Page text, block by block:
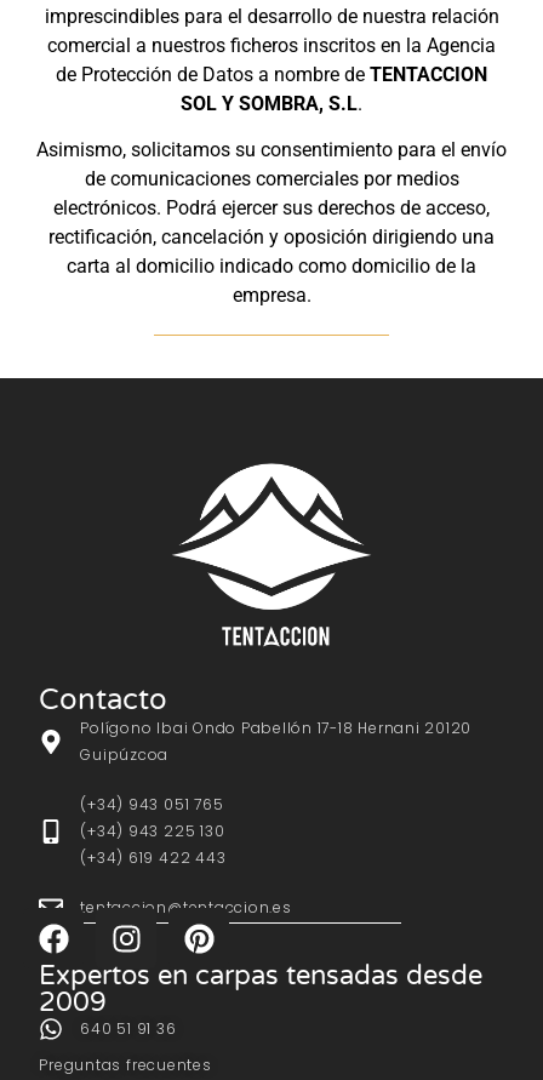
imprescindibles para el desarrollo de nuestra relación
comercial a nuestros ficheros inscritos en la Agencia
de Protección de Datos a nombre de TENTACCION
SOL Y SOMBRA, S.L.
Asimismo, solicitamos su consentimiento para el envío
de comunicaciones comerciales por medios
electrónicos. Podrá ejercer sus derechos de acceso,
rectificación, cancelación y oposición dirigiendo una
carta al domicilio indicado como domicilio de la
empresa.
Contacto
Polígono Ibai Ondo Pabellón 17-18 Hernani 20120
Guipúzcoa
(+34) 943 051 765
(+34) 943 225 130
(+34) 619 422 443
tentaccion@tentaccion.es
Expertos en carpas tensadas desde
2009
640 51 91 36
Preguntas frecuentes